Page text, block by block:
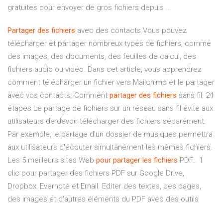
gratuites pour envoyer de gros fichiers depuis ...
Partager des fichiers avec des contacts Vous pouvez
télécharger et partager nombreux types de fichiers, comme
des images, des documents, des feuilles de calcul, des
fichiers audio ou vidéo. Dans cet article, vous apprendrez
comment télécharger un fichier vers Mailchimp et le partager
avec vos contacts. Comment partager des fichiers sans fil: 24
étapes Le partage de fichiers sur un réseau sans fil évite aux
utilisateurs de devoir télécharger des fichiers séparément.
Par exemple, le partage d'un dossier de musiques permettra
aux utilisateurs d'écouter simultanément les mêmes fichiers.
Les 5 meilleurs sites Web pour partager les fichiers PDF… 1
clic pour partager des fichiers PDF sur Google Drive,
Dropbox, Evernote et Email. Editer des textes, des pages,
des images et d'autres éléments du PDF avec des outils